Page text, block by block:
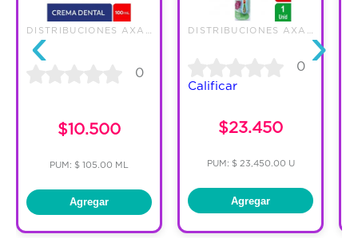
‹ 0
$10.500
PUM: $ 105.00 ML
Agregar
0
Calificar
$23.450
PUM: $ 23,450.00 U
Agregar
›